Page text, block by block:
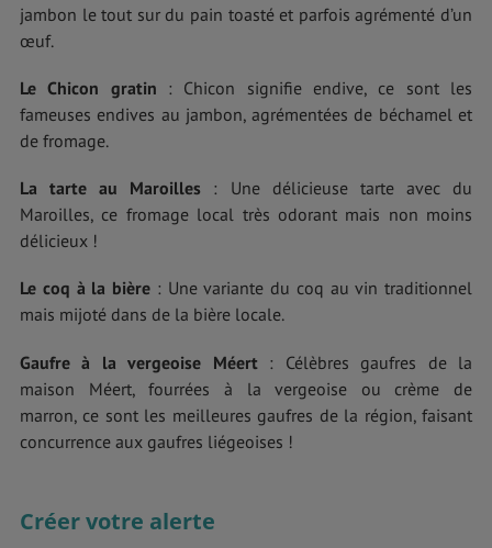
jambon le tout sur du pain toasté et parfois agrémenté d’un
œuf.
Le Chicon gratin : Chicon signifie endive, ce sont les
fameuses endives au jambon, agrémentées de béchamel et
de fromage.
La tarte au Maroilles : Une délicieuse tarte avec du
Maroilles, ce fromage local très odorant mais non moins
délicieux !
Le coq à la bière : Une variante du coq au vin traditionnel
mais mijoté dans de la bière locale.
Gaufre à la vergeoise Méert : Célèbres gaufres de la
maison Méert, fourrées à la vergeoise ou crème de
marron, ce sont les meilleures gaufres de la région, faisant
concurrence aux gaufres liégeoises !
Créer votre alerte